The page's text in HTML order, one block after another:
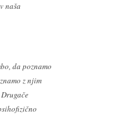
naša
da poznamo
namo z njim